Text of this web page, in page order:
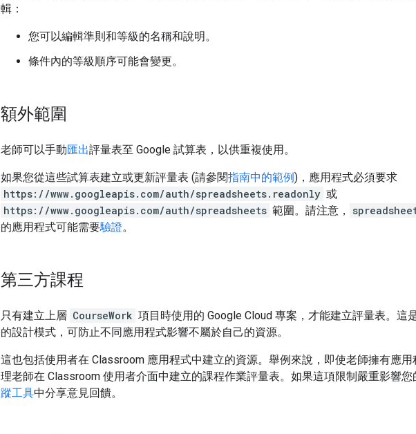
輯：
您可以編輯準則和等級的名稱和說明。
條件內的等級順序可能會變更。
額外範圍
老師可以手動匯出評量表至 Google 試算表，以供重複使用。
如果您從這些試算表建立或更新評量表 (請參閱指南中的範例)，應用程式必須要求
https://www.googleapis.com/auth/spreadsheets.readonly 或
https://www.googleapis.com/auth/spreadsheets 範圍。請注意，
的應用程式可能需要驗證。
第三方課程
只有建立上層 CourseWork 項目時使用的 Google Cloud 專案，才能建立評量表。這
的設計模式，可防止不同應用程式影響不屬於自己的資源。
這也包括使用者在 Classroom 應用程式中建立的資源。舉例來說，即使老師擁有應
理老師在 Classroom 使用者介面中建立的課程作業評量表。如果這項限制嚴重影響您
蹤工具中分享意見回饋。